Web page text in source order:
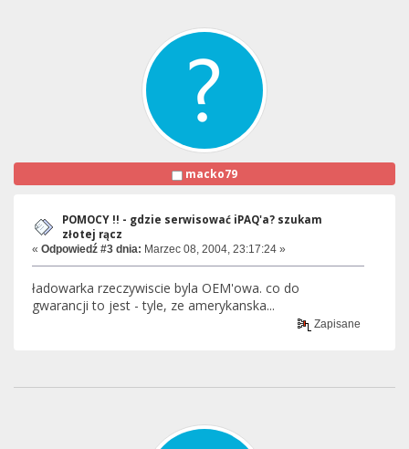
macko79
POMOCY !! - gdzie serwisować iPAQ'a? szukam
złotej rącz
« Odpowiedź #3 dnia: Marzec 08, 2004, 23:17:24 »
ładowarka rzeczywiscie byla OEM'owa. co do
gwarancji to jest - tyle, ze amerykanska...
Zapisane